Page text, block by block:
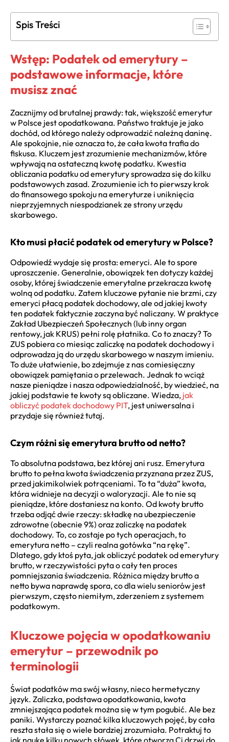
Spis Treści
Wstęp: Podatek od emerytury –
podstawowe informacje, które
musisz znać
Zacznijmy od brutalnej prawdy: tak, większość emerytur
w Polsce jest opodatkowana. Państwo traktuje je jako
dochód, od którego należy odprowadzić należną daninę.
Ale spokojnie, nie oznacza to, że cała kwota trafia do
fiskusa. Kluczem jest zrozumienie mechanizmów, które
wpływają na ostateczną kwotę podatku. Kwestia
obliczania podatku od emerytury sprowadza się do kilku
podstawowych zasad. Zrozumienie ich to pierwszy krok
do finansowego spokoju na emeryturze i uniknięcia
nieprzyjemnych niespodzianek ze strony urzędu
skarbowego.
Kto musi płacić podatek od emerytury w Polsce?
Odpowiedź wydaje się prosta: emeryci. Ale to spore
uproszczenie. Generalnie, obowiązek ten dotyczy każdej
osoby, której świadczenie emerytalne przekracza kwotę
wolną od podatku. Zatem kluczowe pytanie nie brzmi, czy
emeryci płacą podatek dochodowy, ale od jakiej kwoty
ten podatek faktycznie zaczyna być naliczany. W praktyce
Zakład Ubezpieczeń Społecznych (lub inny organ
rentowy, jak KRUS) pełni rolę płatnika. Co to znaczy? To
ZUS pobiera co miesiąc zaliczkę na podatek dochodowy i
odprowadza ją do urzędu skarbowego w naszym imieniu.
To duże ułatwienie, bo zdejmuje z nas comiesięczny
obowiązek pamiętania o przelewach. Jednak to wciąż
nasze pieniądze i nasza odpowiedzialność, by wiedzieć, na
jakiej podstawie te kwoty są obliczane. Wiedza, jak
obliczyć podatek dochodowy PIT, jest uniwersalna i
przydaje się również tutaj.
Czym różni się emerytura brutto od netto?
To absolutna podstawa, bez której ani rusz. Emerytura
brutto to pełna kwota świadczenia przyznana przez ZUS,
przed jakimikolwiek potrąceniami. To ta “duża” kwota,
która widnieje na decyzji o waloryzacji. Ale to nie są
pieniądze, które dostaniesz na konto. Od kwoty brutto
trzeba odjąć dwie rzeczy: składkę na ubezpieczenie
zdrowotne (obecnie 9%) oraz zaliczkę na podatek
dochodowy. To, co zostaje po tych operacjach, to
emerytura netto – czyli realna gotówka “na rękę”.
Dlatego, gdy ktoś pyta, jak obliczyć podatek od emerytury
brutto, w rzeczywistości pyta o cały ten proces
pomniejszania świadczenia. Różnica między brutto a
netto bywa naprawdę spora, co dla wielu seniorów jest
pierwszym, często niemiłym, zderzeniem z systemem
podatkowym.
Kluczowe pojęcia w opodatkowaniu
emerytur – przewodnik po
terminologii
Świat podatków ma swój własny, nieco hermetyczny
język. Zaliczka, podstawa opodatkowania, kwota
zmniejszająca podatek można się w tym pogubić. Ale bez
paniki. Wystarczy poznać kilka kluczowych pojęć, by cała
reszta stała się o wiele bardziej zrozumiała. Potraktuj to
jak naukę kilku nowych słówek, które otworzą Ci drzwi do